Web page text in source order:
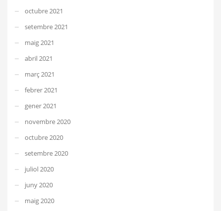
octubre 2021
setembre 2021
maig 2021
abril 2021
març 2021
febrer 2021
gener 2021
novembre 2020
octubre 2020
setembre 2020
juliol 2020
juny 2020
maig 2020